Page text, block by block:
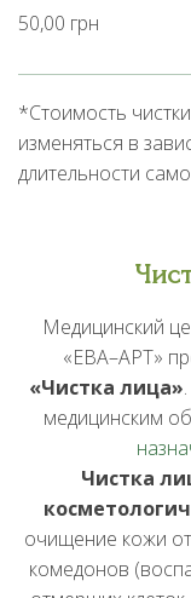
50,00 грн
*Стоимость
изменяться в
длительности
Медицинский
«ЕВА–АРТ»
«Чистка лица»
медицинским
Чистка
очищение кожи
комедонов